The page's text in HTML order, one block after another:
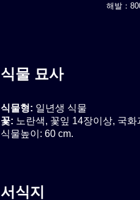
해발：
식물 묘사
식물형: 일년생 식물
꽃: 노란색, 꽃잎 14장이상, 국
식물높이: 60 cm.
서식지